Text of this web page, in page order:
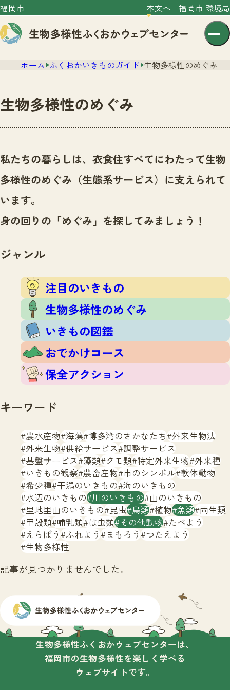
福岡市 本文へ 福岡市 環境局
センター紹介
センター紹介TOP
サイトポリシー
ニュース
いきものガイド
いきものガイドTOP
生物多様性のめぐみ
おでかけコース
保全アクション
イベント
調査レポート
調査レポートTOP
調査結果
ふくおかいきものマップ
マッチング
マッチングTOP
掲載申し込みフォーム
お問合せ
生物多様性ふくおかウェブセンターとは
サイトマップ
ホーム ふくおかいきものガイド 生物多様性のめぐみ
生物多様性のめぐみ
私たちの暮らしは、衣食住すべてにわたって生物
多様性のめぐみ（生態系サービス）に支えられて
います。
身の回りの「めぐみ」を探してみましょう！
ジャンル
注目のいきもの
生物多様性のめぐみ
いきもの図鑑
おでかけコース
保全アクション
キーワード
農水産物 海藻 博多湾のさかなたち 外来生物法
外来生物 供給サービス 調整サービス
基盤サービス 藻類 クモ類 特定外来生物 外来種
いきもの観察 農畜産物 市のシンボル 軟体動物
希少種 干潟のいきもの 海のいきもの
水辺のいきもの 川のいきもの 山のいきもの
里地里山のいきもの 昆虫 鳥類 植物 魚類 両生類
甲殻類 哺乳類 は虫類 その他動物 たべよう
えらぼう ふれよう まもろう つたえよう
生物多様性
記事が見つかりませんでした。
生物多様性ふくおかウェブセンターは、
福岡市の生物多様性を楽しく学べる
ウェブサイトです。